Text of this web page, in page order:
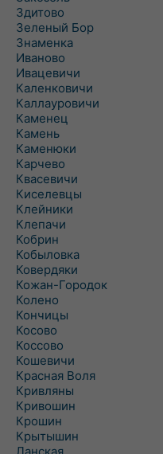
Здитово
Зеленый Бор
Знаменка
Иваново
Ивацевичи
Каленковичи
Каллауровичи
Каменец
Камень
Каменюки
Карчево
Квасевичи
Киселевцы
Клейники
Клепачи
Кобрин
Кобыловка
Ковердяки
Кожан-Городок
Колено
Кончицы
Косово
Коссово
Кошевичи
Красная Воля
Кривляны
Кривошин
Крошин
Крытышин